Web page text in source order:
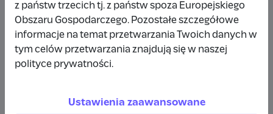
10 zł rok temu
Wpłata anonimowa
z państw trzecich tj. z państw spoza Europejskiego
Obszaru Gospodarczego. Pozostałe szczegółowe
informacje na temat przetwarzania Twoich danych w
tym celów przetwarzania znajdują się w naszej
polityce prywatności.
Ustawienia zaawansowane